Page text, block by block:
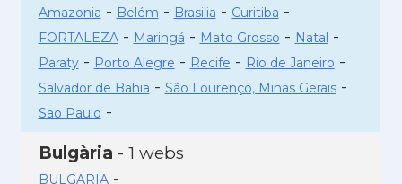
Amazonia - Belém - Brasilia - Curitiba -
FORTALEZA- Maringá - Mato Grosso - Natal -
Paraty- Porto Alegre - Recife - Rio de Janeiro -
Salvador de Bahia - São Lourenço, Minas Gerais-
Sao Paulo -
Bulgària - 1 webs
BULGARIA-